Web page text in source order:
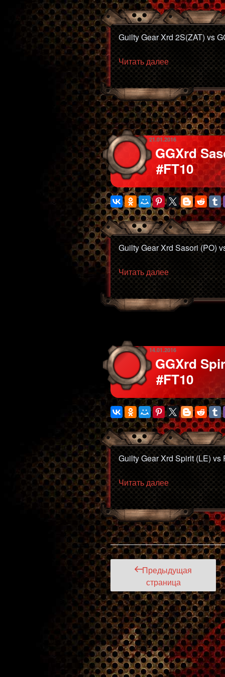
Guilty Gear Xrd 2S(ZAT) vs
Читать далее«GGXrd
2S(ZAT)
vs
GGshnik
(MI)
#FT10»
ОПУБЛИКОВАНО
21.01.2016
GGXrd
#FT10
Guilty Gear Xrd Sasori (PO)
Читать далее«GGXrd
Sasori
(PO)
vs
#FT10»
ОПУБЛИКОВАНО
14.01.2016
GGXrd
#FT10
Guilty Gear Xrd Spirit (LE)
Читать далее«GGXrd
Spirit
(LE)
vs
Regretgrief
(ZT)
#FT10»
Пагинация
записей
Предыдущая
страница